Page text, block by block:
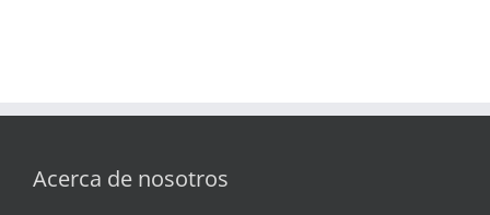
Acerca de nosotros